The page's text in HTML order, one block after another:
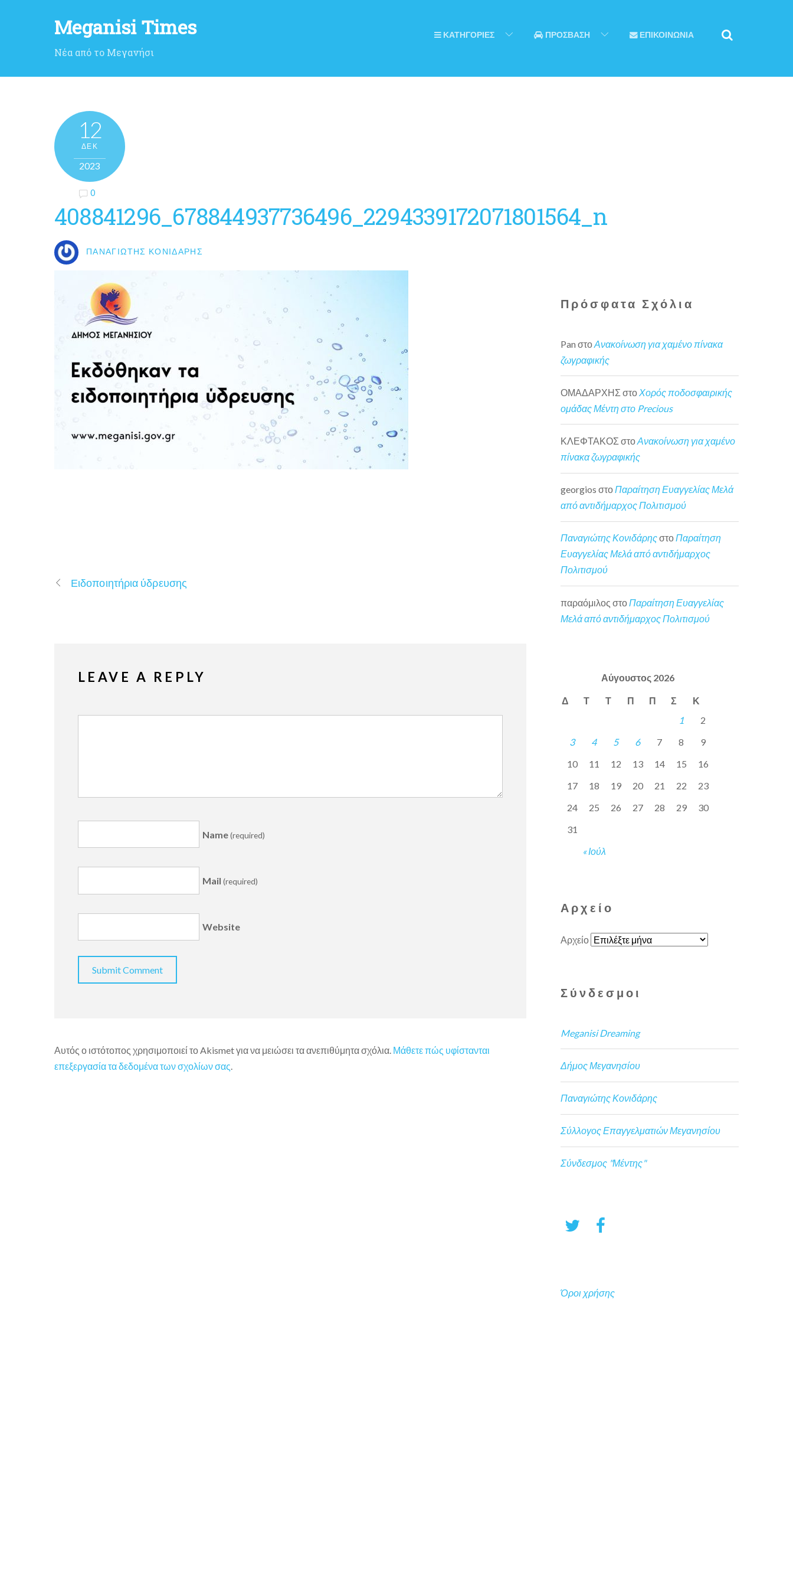
Meganisi Times
Νέα από το Μεγανήσι
ΚΑΤΗΓΟΡΙΕΣ ΠΡΟΣΒΑΣΗ ΕΠΙΚΟΙΝΩΝΙΑ
12
ΔΕΚ
2023
0
408841296_678844937736496_2294339172071801564_n
ΠΑΝΑΓΙΏΤΗΣ ΚΟΝΙΔΆΡΗΣ
Ειδοποιητήρια ύδρευσης
LEAVE A REPLY
Name(required)
Mail(required)
Website
Αυτός ο ιστότοπος χρησιμοποιεί το Akismet για να μειώσει τα ανεπιθύμητα σχόλια. Μάθετε πώς υφίστανται
επεξεργασία τα δεδομένα των σχολίων σας.
Πρόσφατα Σχόλια
Pan στοΑνακοίνωση για χαμένο πίνακα
ζωγραφικής
ΟΜΑΔΑΡΧΗΣ στο Χορός ποδοσφαιρικής
ομάδας Μέντη στο Precious
ΚΛΕΦΤΑΚΟΣ στοΑνακοίνωση για χαμένο
πίνακα ζωγραφικής
georgios στοΠαραίτηση Ευαγγελίας Μελά
από αντιδήμαρχος Πολιτισμού
Παναγιώτης ΚονιδάρηςστοΠαραίτηση
Ευαγγελίας Μελά από αντιδήμαρχος
Πολιτισμού
παραόμιλος στο Παραίτηση Ευαγγελίας
Μελά από αντιδήμαρχος Πολιτισμού
Αύγουστος 2026
Δ Τ Τ Π Π Σ Κ
« Ιούλ
1
2
3
4 5 6 7 8
9
10
11 12 13 14 15
16
17
18 19 20 21 22
23
24
25 26 27 28 29
30
31
Αρχείο
Αρχείο
Σύνδεσμοι
Meganisi Dreaming
Δήμος Μεγανησίου
Παναγιώτης Κονιδάρης
Σύλλογος Επαγγελματιών Μεγανησίου
Σύνδεσμος "Μέντης"
Όροι χρήσης